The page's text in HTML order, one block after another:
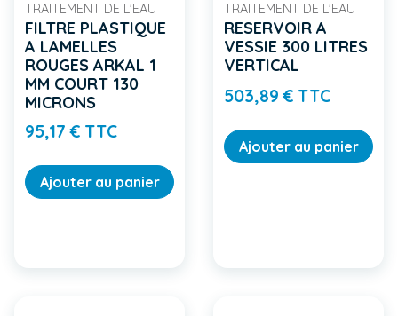
TRAITEMENT DE L'EAU
FILTRE PLASTIQUE
A LAMELLES
ROUGES ARKAL 1
MM COURT 130
MICRONS
95,17 € TTCPrix
Ajouter au panier
TRAITEMENT DE L'EAU
RESERVOIR A
VESSIE 300 LITRES
VERTICAL
503,89 € TTCPrix
Ajouter au panier